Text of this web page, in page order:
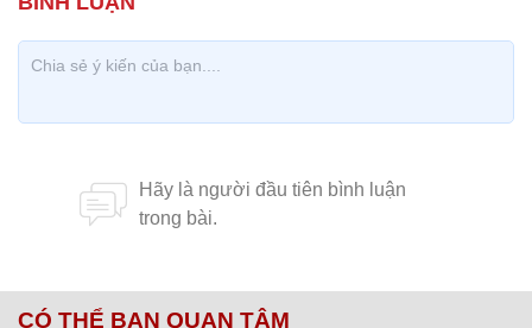
CÓ THỂ BẠN QUAN TÂM